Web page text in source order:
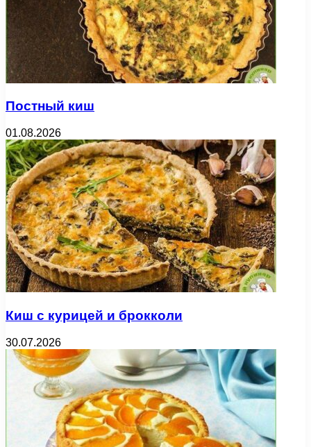
Постный киш
01.08.2026
Киш с курицей и брокколи
30.07.2026